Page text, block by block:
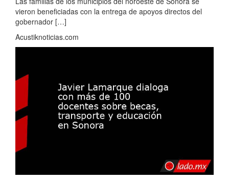
vieron beneficiadas con la entrega de apoyos directos del
gobernador […]
Acustiknoticias.com